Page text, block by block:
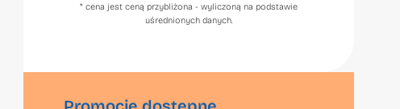
* cena jest ceną przybliżona - wyliczoną na podstawie
uśrednionych danych.